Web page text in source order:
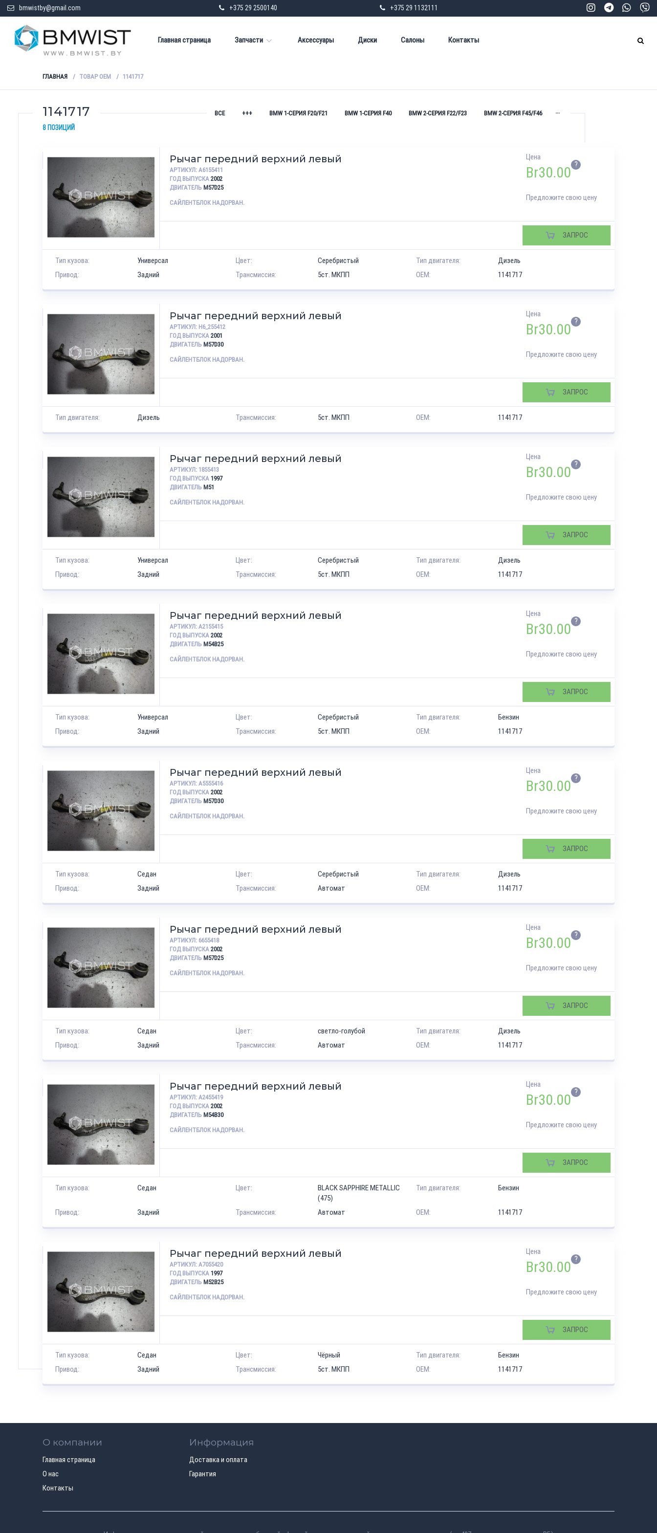
bmwistby@gmail.com +375 29 2500140 +375 29 1132111
Главная страница Запчасти Аксессуары Диски Салоны Контакты
ГЛАВНАЯ ТОВАР OEM 1141717
1141717 ВСЕ +++ BMW 1-СЕРИЯ F20/F21 BMW 1-СЕРИЯ F40 BMW 2-СЕРИЯ F22/F23 BMW 2-СЕРИЯ F45/F46 ...
8 ПОЗИЦИЙ
Рычаг передний верхний левый
АРТИКУЛ: A6155411
ГОД ВЫПУСКА 2002
ДВИГАТЕЛЬ M57D25
САЙЛЕНТБЛОК НАДОРВАН.
Цена
Br30.00 ?
Предложите свою цену
ЗАПРОС
Тип кузова: Универсал Цвет: Серебристый Тип двигателя:
Дизель
Привод:
Задний Трансмиссия: 5ст. МКПП OEM: 1141717
Рычаг передний верхний левый
АРТИКУЛ: H6_255412
ГОД ВЫПУСКА 2001
ДВИГАТЕЛЬ M57D30
САЙЛЕНТБЛОК НАДОРВАН.
Цена
Br30.00 ?
Предложите свою цену
ЗАПРОС
Тип двигателя: Дизель Трансмиссия: 5ст. МКПП OEM: 1141717
Рычаг передний верхний левый
АРТИКУЛ: 1855413
ГОД ВЫПУСКА 1997
ДВИГАТЕЛЬ M51
САЙЛЕНТБЛОК НАДОРВАН.
Цена
Br30.00 ?
Предложите свою цену
ЗАПРОС
Тип кузова: Универсал Цвет: Серебристый Тип двигателя:
Дизель
Привод:
Задний Трансмиссия: 5ст. МКПП OEM: 1141717
Рычаг передний верхний левый
АРТИКУЛ: A2155415
ГОД ВЫПУСКА 2002
ДВИГАТЕЛЬ M54B25
САЙЛЕНТБЛОК НАДОРВАН.
Цена
Br30.00 ?
Предложите свою цену
ЗАПРОС
Тип кузова: Универсал Цвет: Серебристый Тип двигателя:
Бензин
Привод:
Задний Трансмиссия: 5ст. МКПП OEM: 1141717
Рычаг передний верхний левый
АРТИКУЛ: A5555416
ГОД ВЫПУСКА 2002
ДВИГАТЕЛЬ M57D30
САЙЛЕНТБЛОК НАДОРВАН.
Цена
Br30.00 ?
Предложите свою цену
ЗАПРОС
Тип кузова: Седан Цвет: Серебристый Тип двигателя:
Дизель
Привод:
Задний Трансмиссия: Автомат OEM: 1141717
Рычаг передний верхний левый
АРТИКУЛ: 6655418
ГОД ВЫПУСКА 2002
ДВИГАТЕЛЬ M57D25
САЙЛЕНТБЛОК НАДОРВАН.
Цена
Br30.00 ?
Предложите свою цену
ЗАПРОС
Тип кузова: Седан Цвет: светло-голубой Тип двигателя:
Дизель
Привод:
Задний Трансмиссия: Автомат OEM: 1141717
Рычаг передний верхний левый
АРТИКУЛ: A2455419
ГОД ВЫПУСКА 2002
ДВИГАТЕЛЬ M54B30
САЙЛЕНТБЛОК НАДОРВАН.
Цена
Br30.00 ?
Предложите свою цену
ЗАПРОС
Тип кузова: Седан Цвет:
BLACK SAPPHIRE METALLIC
(475)
Тип двигателя: Бензин
Привод: Задний Трансмиссия: Автомат OEM: 1141717
Рычаг передний верхний левый
АРТИКУЛ: A7055420
ГОД ВЫПУСКА 1997
ДВИГАТЕЛЬ M52B25
САЙЛЕНТБЛОК НАДОРВАН.
Цена
Br30.00 ?
Предложите свою цену
ЗАПРОС
Тип кузова: Седан Цвет: Чёрный Тип двигателя:
Бензин
Привод:
Задний Трансмиссия: 5ст. МКПП OEM: 1141717
О компании
Главная страница
О нас
Контакты
Информация
Доставка и оплата
Гарантия